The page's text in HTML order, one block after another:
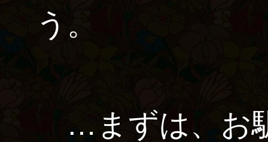
う。
…まずは、お